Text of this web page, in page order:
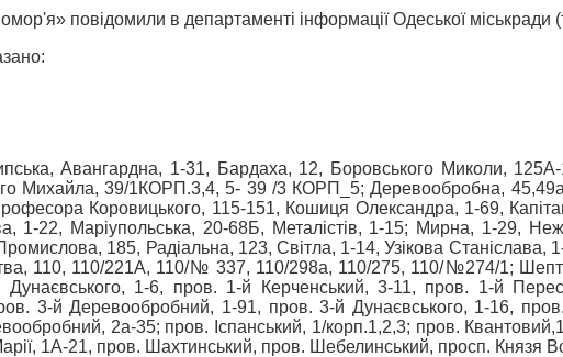
повідомили в департаменті інформації Одеської міськради
Авангардна, 1-31, Бардаха, 12, Боровського Миколи,
Михайла, 39/1КОРП.3,4, 5- 39 /3 КОРП_5; Деревообробна,
Коровицького, 115-151, Кошиця Олександра, 1-69,
1-22, Маріупольська, 20-68Б, Металістів, 1-15; Мирна, 1-29,
185, Радіальна, 123, Світла, 1-14, Узікова Станіслава,
110, 110/221А, 110/№ 337, 110/298а, 110/275, 110/№274/1;
1-6, пров. 1-й Керченський, 3-11, пров. 1-й
3-й Деревообробний, 1-91, пров. 3-й Дунаєвського, 1-16,
2а-35; пров. Іспанський, 1/корп.1,2,3; пров.
1А-21, пров. Шахтинський, пров. Шебелинський, просп. Князя